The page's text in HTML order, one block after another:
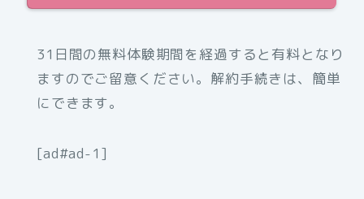
31日間の無料体験期間を経過すると有料となり
ますのでご留意ください。解約手続きは、簡単
にできます。
[ad#ad-1]